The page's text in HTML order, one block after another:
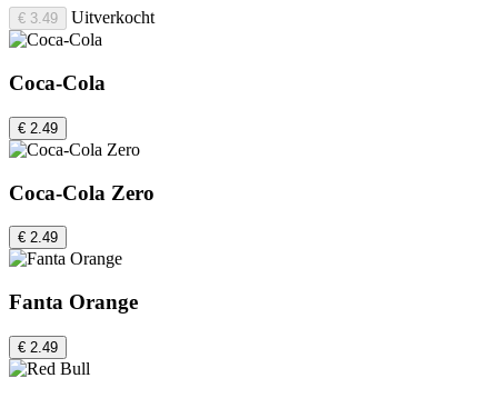
€ 3.49 Uitverkocht
Coca-Cola
€ 2.49
Coca-Cola Zero
€ 2.49
Fanta Orange
€ 2.49